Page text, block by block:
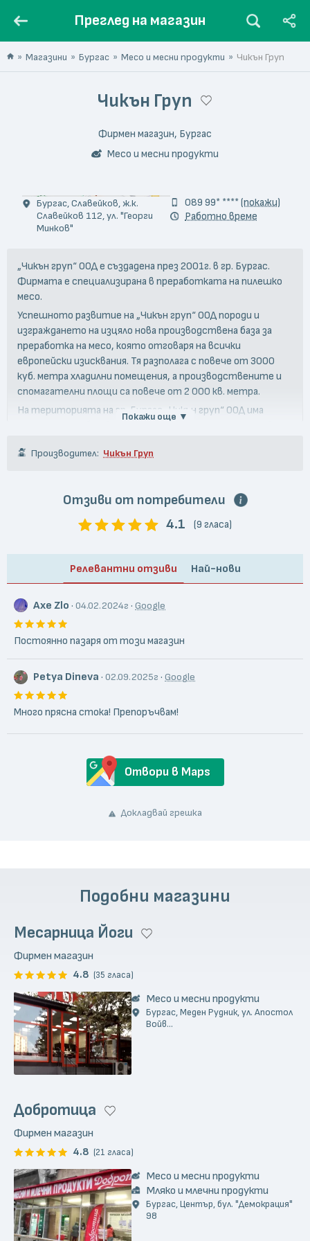
Преглед на магазин
Магазини Бургас Месо и месни продукти Чикън Груп
Чикън Груп
Фирмен магазин, Бургас
Месо и месни продукти
Бургас, Славейков, ж.к.
Славейков 112, ул. "Георги
Минков"
089 99* ****(покажи)
Работно време
„Чикън груп“ ООД е създадена през 2001г. в гр. Бургас.
Фирмата е специализирана в преработката на пилешко
месо.
Успешното развитие на „Чикън груп“ ООД породи и
изграждането на изцяло нова производствена база за
преработка на месо, която отговаря на всички
европейски изисквания. Тя разполага с повече от 3000
куб. метра хладилни помещения, а производствените и
спомагателни площи са повече от 2 000 кв. метра.
На територията на гр. Бургас „Чикън груп“ ООД има
изградена и собствена мрежа от фирмени магазини, в
варено-пушени и печени продукти от пилешко месо.
Покажи още ▼
Производител: Чикън Груп
Отзиви от потребители
4.1
(9 гласа)
Релевантни отзиви Най-нови
Axe Zlo · 04.02.2024г · Google
Постоянно пазаря от този магазин
Petya Dineva · 02.09.2025г · Google
Много прясна стока! Препоръчвам!
Отвори в Maps
Докладвай грешка
Подобни магазини
Месарница Йоги
Фирмен магазин
4.8 (35 гласа)
Месо и месни продукти
Бургас, Меден Рудник, ул. Апостол
Войв...
Добротица
Фирмен магазин
4.8 (21 гласа)
Месо и месни продукти
Мляко и млечни продукти
Бургас, Център, бул. "Демокрация"
98